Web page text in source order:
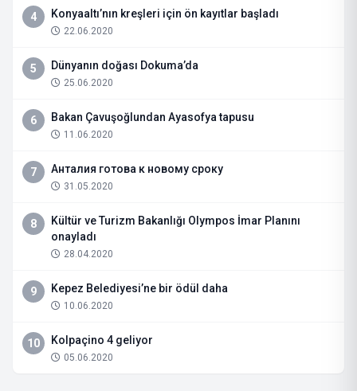
4 Konyaaltı’nın kreşleri için ön kayıtlar başladı
22.06.2020
5 Dünyanın doğası Dokuma’da
25.06.2020
6 Bakan Çavuşoğlundan Ayasofya tapusu
11.06.2020
7 Анталия готова к новому сроку
31.05.2020
8
Kültür ve Turizm Bakanlığı Olympos İmar Planını
onayladı
28.04.2020
9 Kepez Belediyesi’ne bir ödül daha
10.06.2020
10 Kolpaçino 4 geliyor
05.06.2020